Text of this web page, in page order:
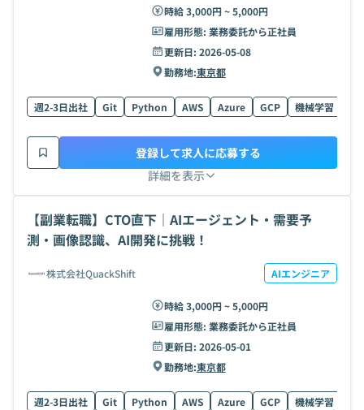
時給 3,000円 ~ 5,000円
雇用形態: 業務委託から正社員
更新日: 2026-05-08
勤務地:東京都
週2-3日出社 Git Python AWS Azure GCP 機械学習
詳細を表示
登録して求人に応募する
【副業転職】CTO直下｜AIエージェント・需要予
測・画像認識、AI開発に挑戦！
株式会社QuackShift AIエンジニア
時給 3,000円 ~ 5,000円
雇用形態: 業務委託から正社員
更新日: 2026-05-01
勤務地:東京都
週2-3日出社 Git Python AWS Azure GCP 機械学習